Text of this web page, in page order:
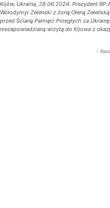
Kijów, Ukraina, 28.06.2024. Prezydent RP
Wołodymyr Zełenski z żoną Ołeną
przed Ścianą Pamięci Poległych za
niezapowiedzianą wizytą do Kijowa z
-